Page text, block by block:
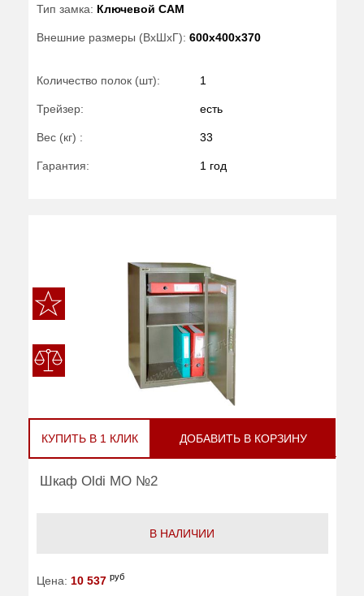
Тип замка: Ключевой САМ
Внешние размеры (ВхШхГ): 600x400x370
Количество полок (шт): 1
Трейзер: есть
Вес (кг) : 33
Гарантия: 1 год
КУПИТЬ В 1 КЛИК ДОБАВИТЬ В КОРЗИНУ
Шкаф Oldi МО №2
В НАЛИЧИИ
Цена: 10 537 руб